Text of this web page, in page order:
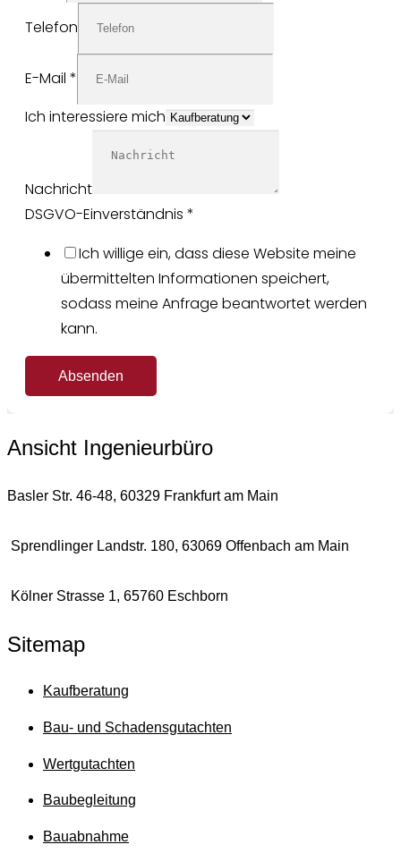
Telefon
E-Mail *
Ich interessiere mich
Nachricht
DSGVO-Einverständnis *
Ich willige ein, dass diese Website meine
übermittelten Informationen speichert,
sodass meine Anfrage beantwortet werden
kann.
Absenden
Ansicht Ingenieurbüro
Basler Str. 46-48, 60329 Frankfurt am Main
Sprendlinger Landstr. 180, 63069 Offenbach am Main
Kölner Strasse 1, 65760 Eschborn
Sitemap
Kaufberatung
Bau- und Schadensgutachten
Wertgutachten
Baubegleitung
Bauabnahme